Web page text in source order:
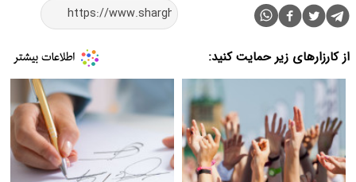
از کارزارهای زیر حمایت کنید: